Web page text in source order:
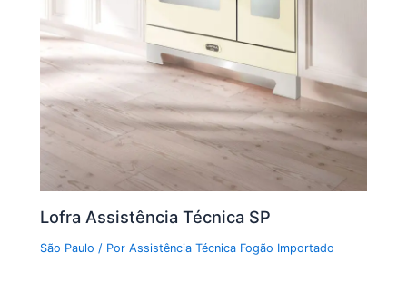
Lofra Assistência Técnica SP
São Paulo / PorAssistência Técnica Fogão Importado